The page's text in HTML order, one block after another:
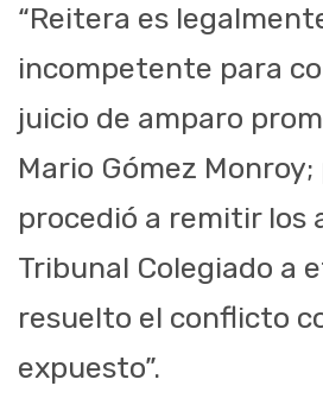
“Reitera es
incompetente para
juicio de amparo
Mario Gómez Monroy;
procedió a remitir los
Tribunal Colegiado a
resuelto el conflicto
expuesto”.